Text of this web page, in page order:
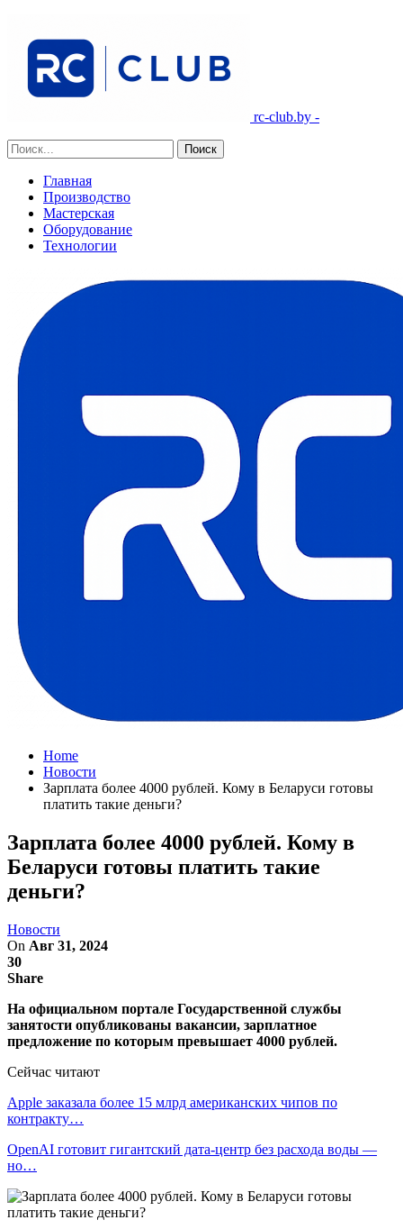
rc-club.by -
Главная
Производство
Мастерская
Оборудование
Технологии
Home
Новости
Зарплата более 4000 рублей. Кому в Беларуси готовы
платить такие деньги?
Зарплата более 4000 рублей. Кому в
Беларуси готовы платить такие
деньги?
Новости
On Авг 31, 2024
30
Share
На официальном портале Государственной службы
занятости опубликованы вакансии, зарплатное
предложение по которым превышает 4000 рублей.
Сейчас читают
Apple заказала более 15 млрд американских чипов по
контракту…
OpenAI готовит гигантский дата-центр без расхода воды —
но…